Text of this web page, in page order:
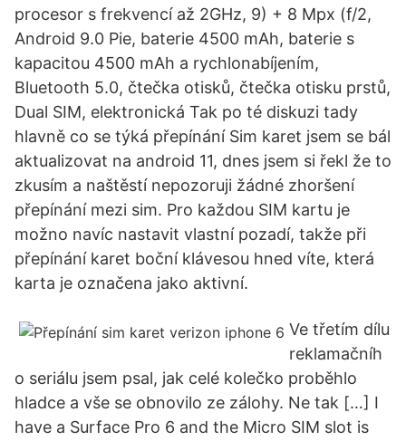
procesor s frekvencí až 2GHz, 9) + 8 Mpx (f/2,
Android 9.0 Pie, baterie 4500 mAh, baterie s
kapacitou 4500 mAh a rychlonabíjením,
Bluetooth 5.0, čtečka otisků, čtečka otisku prstů,
Dual SIM, elektronická Tak po té diskuzi tady
hlavně co se týká přepínání Sim karet jsem se bál
aktualizovat na android 11, dnes jsem si řekl že to
zkusím a naštěstí nepozoruji žádné zhoršení
přepínání mezi sim. Pro každou SIM kartu je
možno navíc nastavit vlastní pozadí, takže při
přepínání karet boční klávesou hned víte, která
karta je označena jako aktivní.
Ve třetím dílu
reklamačníh
o seriálu jsem psal, jak celé kolečko proběhlo
hladce a vše se obnovilo ze zálohy. Ne tak […] I
have a Surface Pro 6 and the Micro SIM slot is